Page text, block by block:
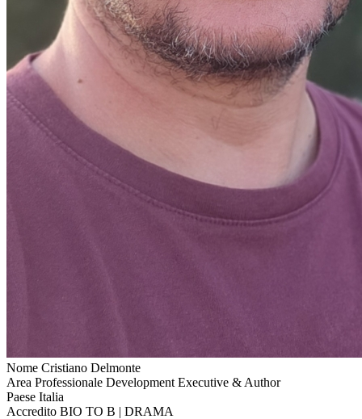
Nome Cristiano Delmonte
Area Professionale Development Executive & Author
Paese Italia
Accredito BIO TO B | DRAMA